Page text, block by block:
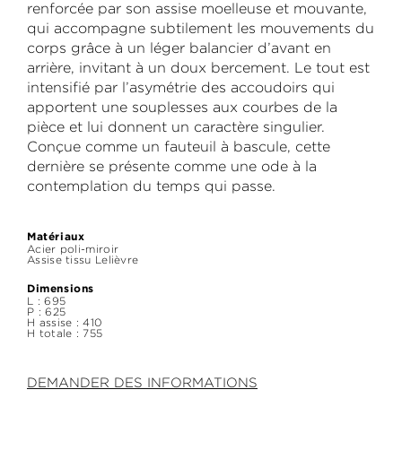
renforcée par son assise moelleuse et mouvante,
qui accompagne subtilement les mouvements du
corps grâce à un léger balancier d’avant en
arrière, invitant à un doux bercement. Le tout est
intensifié par l’asymétrie des accoudoirs qui
apportent une souplesses aux courbes de la
pièce et lui donnent un caractère singulier.
Conçue comme un fauteuil à bascule, cette
dernière se présente comme une ode à la
contemplation du temps qui passe.
Matériaux
Acier poli-miroir
Assise tissu Lelièvre
Dimensions
L : 695
P : 625
H assise : 410
H totale : 755
DEMANDER DES INFORMATIONS